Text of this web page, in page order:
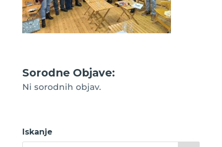
Sorodne Objave:
Ni sorodnih objav.
Iskanje